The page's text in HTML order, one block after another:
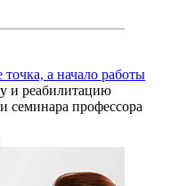
а начало работы
и реабилитацию
семинара профессора